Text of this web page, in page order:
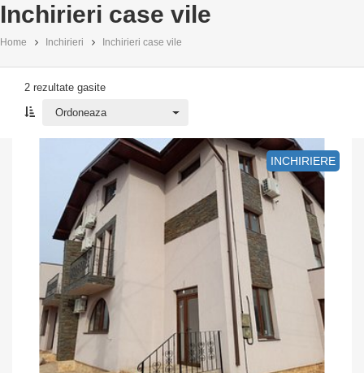
Inchirieri case vile
Home Inchirieri Inchirieri case vile
2 rezultate gasite
Ordoneaza
Ordoneaza
INCHIRIERE